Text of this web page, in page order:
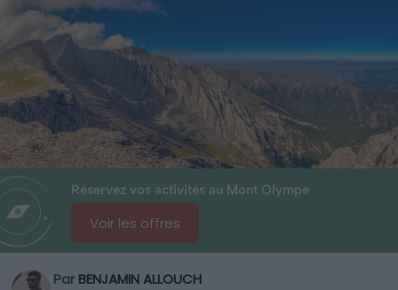
Réservez vos activités au Mont Olympe
Voir les offres
Par BENJAMIN ALLOUCH